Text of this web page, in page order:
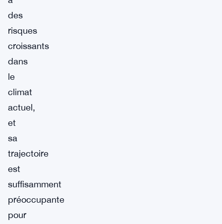
des
risques
croissants
dans
le
climat
actuel,
et
sa
trajectoire
est
suffisamment
préoccupante
pour